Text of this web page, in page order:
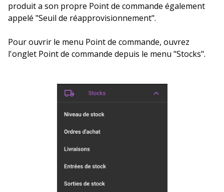
produit a son propre Point de commande également
appelé "Seuil de réapprovisionnement".
Pour ouvrir le menu Point de commande, ouvrez
l'onglet Point de commande depuis le menu "Stocks".